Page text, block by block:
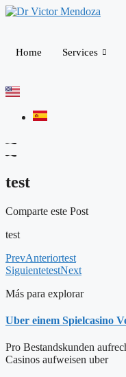
Skip
Home Services
test
Comparte este Post
test
PrevAnteriortest
SiguientetestNext
Más para explorar
Uber einem Spielcasino
Pro Bestandskunden
Casinos aufweisen uber